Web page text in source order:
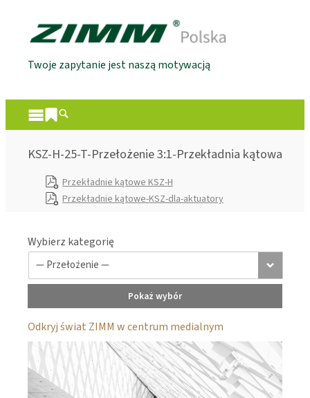
Twoje zapytanie jest naszą motywacją
KSZ-H-25-T-Przełożenie 3:1-Przekładnia kątowa
Przekładnie kątowe KSZ-H
Przekładnie kątowe-KSZ-dla-aktuatory
Wybierz kategorię
Pokaż wybór
Odkryj świat ZIMM w centrum medialnym